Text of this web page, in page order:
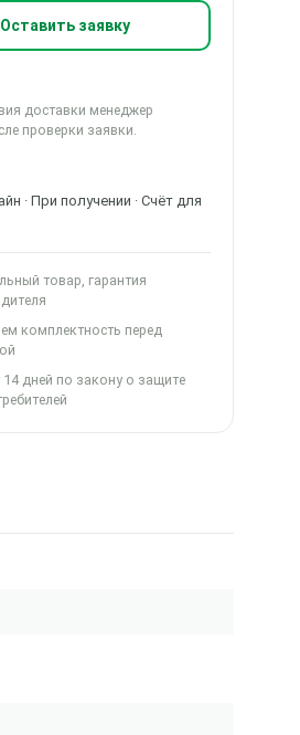
Оставить заявку
доставки менеджер
проверки заявки.
· При получении · Счёт для
товар, гарантия
комплектность перед
14 дней по закону о защите